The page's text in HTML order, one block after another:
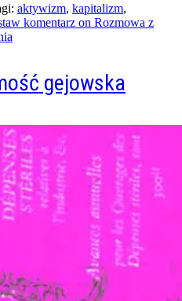
aktywizm, kapitalizm,
komentarz on Rozmowa z
gejowska